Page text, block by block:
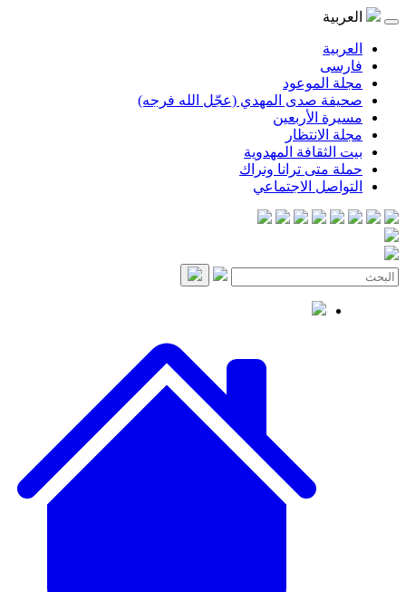
العربية
العربية
فارسی
مجلة الموعود
صحيفة صدى المهدي (عجّل الله فرجه)
مسيرة الأربعين
مجلة الانتظار
بيت الثقافة المهدوية
حملة متى ترانا ونراك
التواصل الاجتماعي